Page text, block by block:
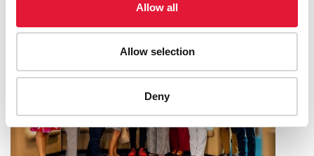
Allow all
Allow selection
Deny